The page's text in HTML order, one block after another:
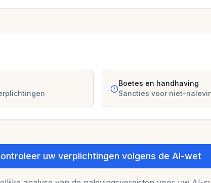
Boetes en handhaving
Sancties voor niet-
uw verplichtingen volgens de AI-wet